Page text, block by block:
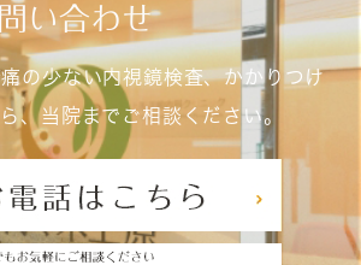
い合わせ
の少ない内視鏡検査、かかりつけ
、当院までご相談ください。